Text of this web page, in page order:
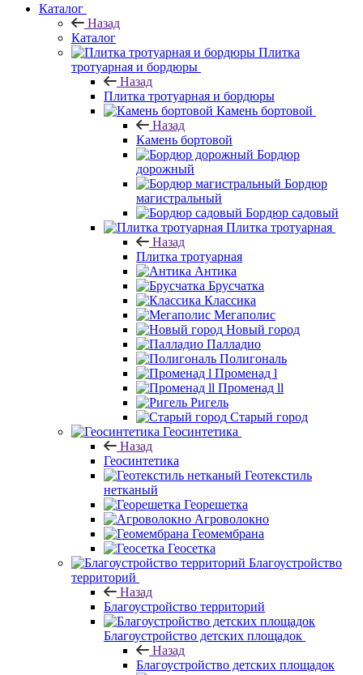
Каталог
Назад
Каталог
Плитка
тротуарная и бордюры
Назад
Плитка тротуарная и бордюры
Камень бортовой
Назад
Камень бортовой
Бордюр
дорожный
Бордюр
магистральный
Бордюр садовый
Плитка тротуарная
Назад
Плитка тротуарная
Антика
Брусчатка
Классика
Мегаполис
Новый город
Палладио
Полигональ
Променад l
Променад ll
Ригель
Старый город
Геосинтетика
Назад
Геосинтетика
Геотекстиль
нетканый
Георешетка
Агроволокно
Геомембрана
Геосетка
Благоустройство
территорий
Назад
Благоустройство территорий
Благоустройство детских площадок
Назад
Благоустройство детских площадок